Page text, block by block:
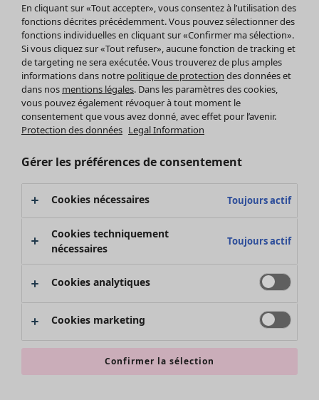
Leggings et collants
Accessoires
Chaussures
Vêtements de bain
Basics
Soldes Mobilier
Bonnes affaires déco
Décoration
Textiles
Tapis
Éponge
Promos SOLDES
Les promos de Gudrun Sjödén
Nouvel arrivage
Bonnes affaires en soldes - jusqu'à -70
En cliquant sur «Tout accepter», vous consentez à l’utilisation des
fonctions décrites précédemment. Vous pouvez sélectionner des
fonctions individuelles en cliquant sur «Confirmer ma sélection».
Si vous cliquez sur «Tout refuser», aucune fonction de tracking et
de targeting ne sera exécutée. Vous trouverez de plus amples
informations dans notre politique de protection des données et
dans nos mentions légales. Dans les paramètres des cookies,
vous pouvez également révoquer à tout moment le
consentement que vous avez donné, avec effet pour l’avenir.
Protection des données Legal Information
Gérer les préférences de consentement
Cookies nécessaires Toujours actif
Cookies techniquement
nécessaires
Toujours actif
Cookies analytiques
Cookies marketing
Confirmer la sélection